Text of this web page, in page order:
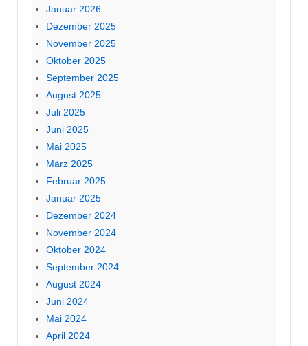
Januar 2026
Dezember 2025
November 2025
Oktober 2025
September 2025
August 2025
Juli 2025
Juni 2025
Mai 2025
März 2025
Februar 2025
Januar 2025
Dezember 2024
November 2024
Oktober 2024
September 2024
August 2024
Juni 2024
Mai 2024
April 2024